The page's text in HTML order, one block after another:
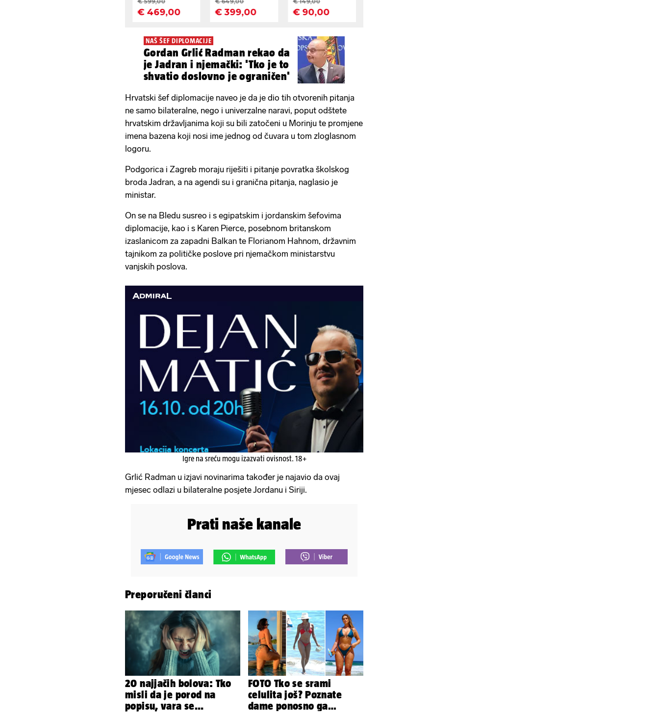
NAŠ ŠEF DIPLOMACIJE
Gordan Grlić Radman rekao da
je Jadran i njemački: 'Tko je to
shvatio doslovno je ograničen'
Hrvatski šef diplomacije naveo je da je dio tih otvorenih pitanja
ne samo bilateralne, nego i univerzalne naravi, poput odštete
hrvatskim državljanima koji su bili zatočeni u Morinju te promjene
imena bazena koji nosi ime jednog od čuvara u tom zloglasnom
logoru.
Podgorica i Zagreb moraju riješiti i pitanje povratka školskog
broda Jadran, a na agendi su i granična pitanja, naglasio je
ministar.
On se na Bledu susreo i s egipatskim i jordanskim šefovima
diplomacije, kao i s Karen Pierce, posebnom britanskom
izaslanicom za zapadni Balkan te Florianom Hahnom, državnim
tajnikom za političke poslove pri njemačkom ministarstvu
vanjskih poslova.
Igre na sreću mogu izazvati ovisnost. 18+
Grlić Radman u izjavi novinarima također je najavio da ovaj
mjesec odlazi u bilateralne posjete Jordanu i Siriji.
Prati naše kanale
Preporučeni članci
20 najjačih bolova: Tko
misli da je porod na
popisu, vara se...
FOTO Tko se srami
celulita još? Poznate
dame ponosno ga